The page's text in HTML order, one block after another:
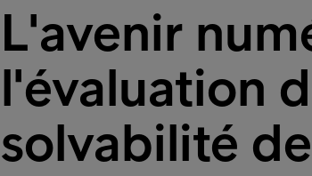
L'avenir
l'évaluation
solvabilité